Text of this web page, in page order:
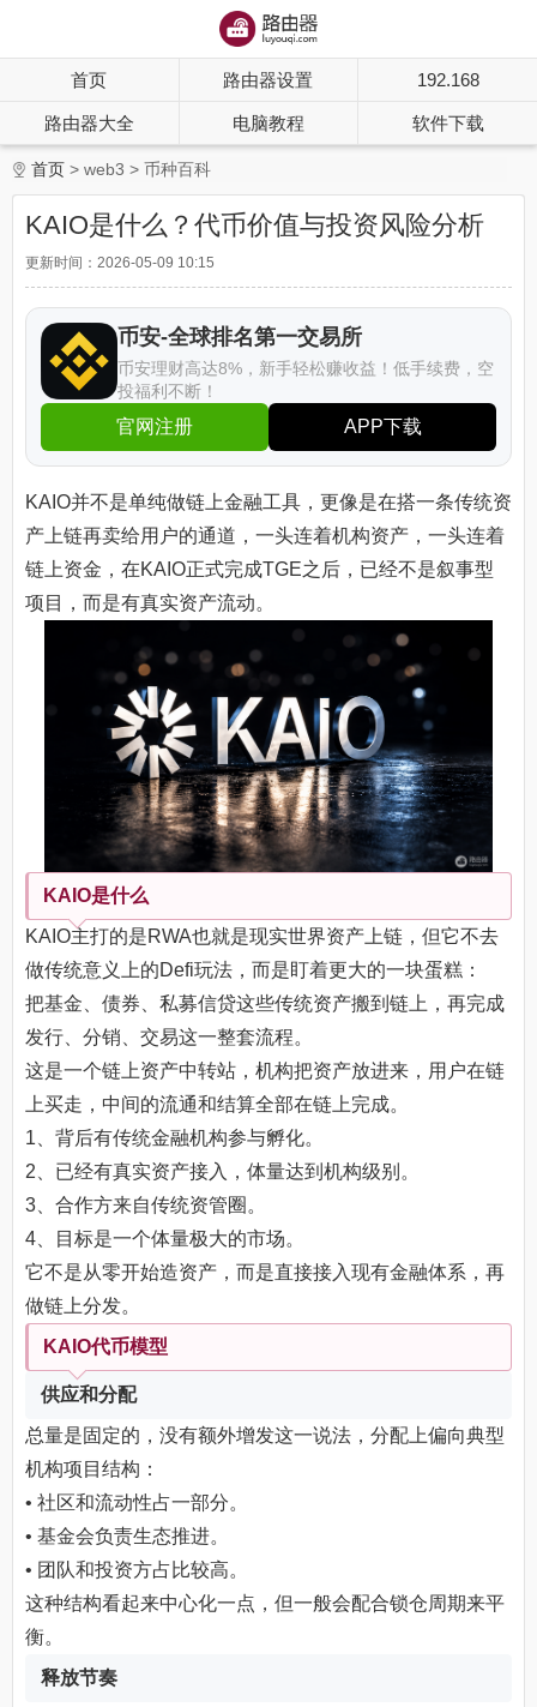
首页 路由器设置 192.168
路由器大全 电脑教程 软件下载
首页 web3 币种百科
KAIO是什么？代币价值与投资风险分析
更新时间：2026-05-09 10:15
币安-全球排名第一交易所
币安理财高达8%，新手轻松赚收益！低手续费，空
投福利不断！
官网注册 APP下载
KAIO并不是单纯做链上金融工具，更像是在搭一条传统资
产上链再卖给用户的通道，一头连着机构资产，一头连着
链上资金，在KAIO正式完成TGE之后，已经不是叙事型
项目，而是有真实资产流动。
KAIO是什么
KAIO主打的是RWA也就是现实世界资产上链，但它不去
做传统意义上的Defi玩法，而是盯着更大的一块蛋糕：
把基金、债券、私募信贷这些传统资产搬到链上，再完成
发行、分销、交易这一整套流程。
这是一个链上资产中转站，机构把资产放进来，用户在链
上买走，中间的流通和结算全部在链上完成。
1、背后有传统金融机构参与孵化。
2、已经有真实资产接入，体量达到机构级别。
3、合作方来自传统资管圈。
4、目标是一个体量极大的市场。
它不是从零开始造资产，而是直接接入现有金融体系，再
做链上分发。
KAIO代币模型
供应和分配
总量是固定的，没有额外增发这一说法，分配上偏向典型
机构项目结构：
• 社区和流动性占一部分。
• 基金会负责生态推进。
• 团队和投资方占比较高。
这种结构看起来中心化一点，但一般会配合锁仓周期来平
衡。
释放节奏